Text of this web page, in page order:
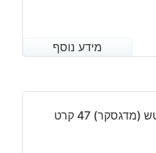
מידע נוסף
מידע נוסף
47 קרט